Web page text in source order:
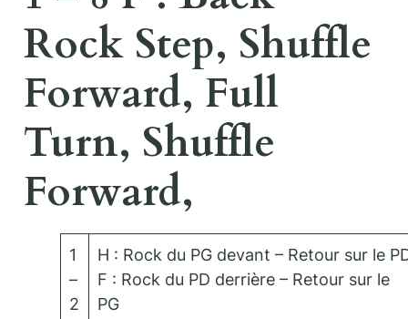
Rock Step, Shuffle
Forward, Full
Turn, Shuffle
Forward,
1
–
2
H : Rock du PG devant – Retour sur le
F : Rock du PD derrière – Retour sur le
PG